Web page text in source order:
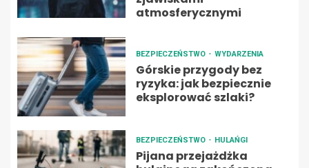
atmosferycznymi
BEZPIECZEŃSTWO WYDARZENIA
Górskie przygody bez
ryzyka: jak bezpiecznie
eksplorować szlaki?
BEZPIECZEŃSTWO HULAŃGI
Pijana przejażdżka